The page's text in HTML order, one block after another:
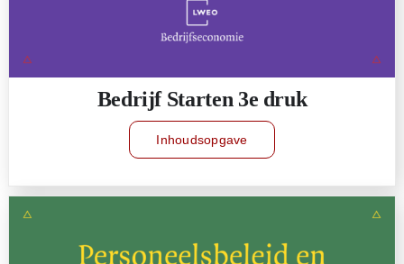
Bedrijf Starten 3e druk
Inhoudsopgave